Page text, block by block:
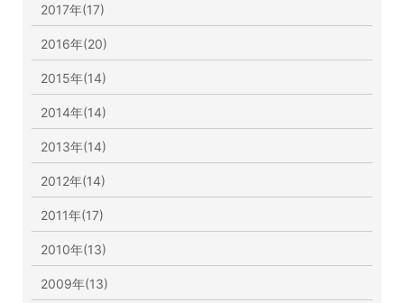
2017年(17)
2016年(20)
2015年(14)
2014年(14)
2013年(14)
2012年(14)
2011年(17)
2010年(13)
2009年(13)